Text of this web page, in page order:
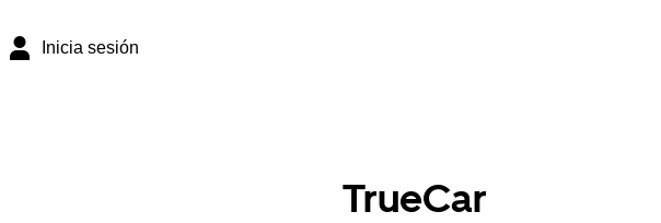
Inicia sesión
TrueCar